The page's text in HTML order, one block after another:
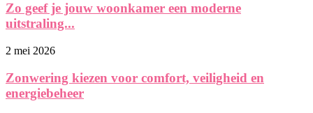
Zo geef je jouw woonkamer een moderne
uitstraling...
2 mei 2026
Zonwering kiezen voor comfort, veiligheid en
energiebeheer